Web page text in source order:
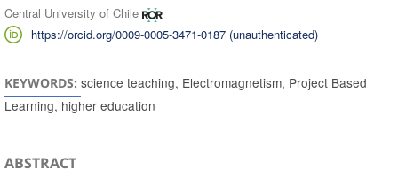
Central University of Chile
https://orcid.org/0009-0005-3471-0187 (unauthenticated)
KEYWORDS: science teaching, Electromagnetism, Project Based
Learning, higher education
ABSTRACT